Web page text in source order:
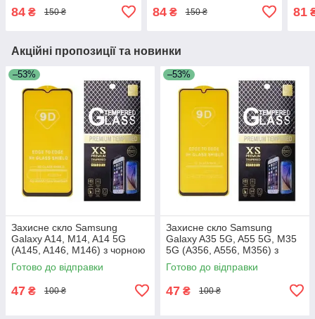
чорною рамкою
84 ₴ 150 ₴
рамкою
84₴ 150 ₴ 81
Акційні пропозиції та новинки
–53%
Захисне скло Samsung
Galaxy A14, M14, A14 5G
(A145, A146, M146) з чорною
рамкою
Готово до відправки
47 ₴ 100 ₴
–53%
Захисне скло Samsung
Galaxy A35 5G, A55 5G, M35
5G (A356, A556, M356) з
чорною рамкою
Готово до відправки
47 ₴ 100 ₴